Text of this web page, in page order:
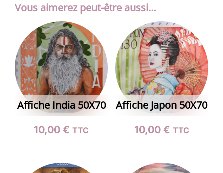
Vous aimerez peut-être aussi…
Affiche India 50X70
10,00€ TTC
Affiche Japon 50X70
10,00 € TTC